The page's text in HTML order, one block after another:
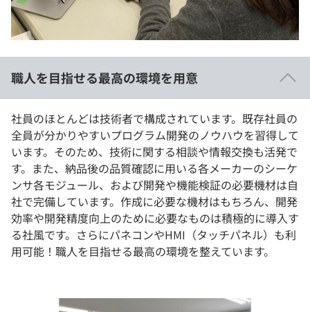
職人を目指せる最高の環境を用意
社員のほとんどは技術者で構成されています。既存社員の
全員が分かりやすいプログラム開発のノウハウを習得して
います。そのため、技術に関する相談や情報交換も活発で
す。また、納品後の品質確認に用いる各メーカーのシーケ
ンサ各モジュール、および開発や機能検証の必要機材は自
社で完備しています。作成に必要な機材はもちろん、開発
効率や開発精度向上のために必要なものは積極的に導入す
る社風です。さらにパネコンやHMI（タッチパネル）も利
用可能！職人を目指せる最高の環境を整えています。